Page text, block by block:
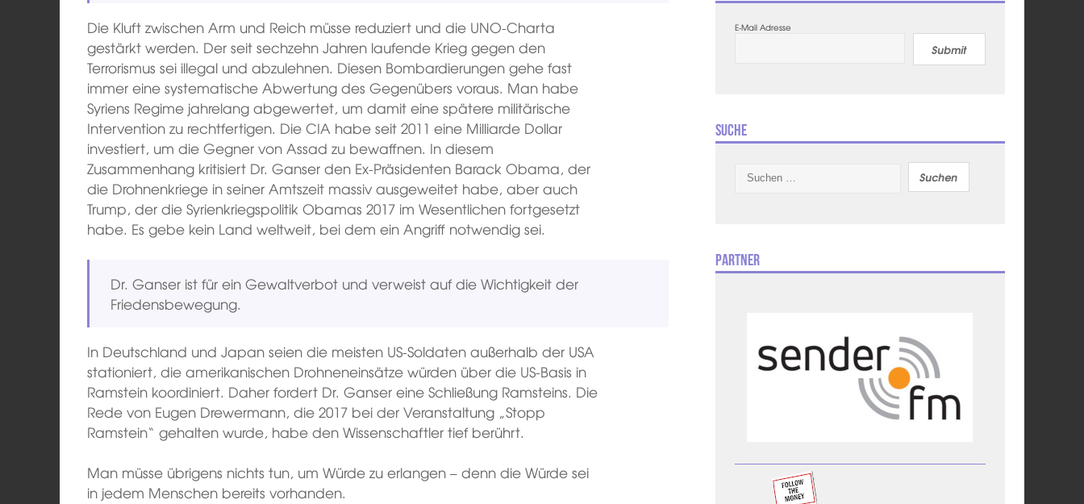
Die Kluft zwischen Arm und Reich müsse reduziert und die UNO-Charta
gestärkt werden. Der seit sechzehn Jahren laufende Krieg gegen den
Terrorismus sei illegal und abzulehnen. Diesen Bombardierungen gehe fast
immer eine systematische Abwertung des Gegenübers voraus. Man habe
Syriens Regime jahrelang abgewertet, um damit eine spätere militärische
Intervention zu rechtfertigen. Die CIA habe seit 2011 eine Milliarde Dollar
investiert, um die Gegner von Assad zu bewaffnen. In diesem
Zusammenhang kritisiert Dr. Ganser den Ex-Präsidenten Barack Obama, der
die Drohnenkriege in seiner Amtszeit massiv ausgeweitet habe, aber auch
Trump, der die Syrienkriegspolitik Obamas 2017 im Wesentlichen fortgesetzt
habe. Es gebe kein Land weltweit, bei dem ein Angriff notwendig sei.
Dr. Ganser ist für ein Gewaltverbot und verweist auf die Wichtigkeit der
Friedensbewegung.
In Deutschland und Japan seien die meisten US-Soldaten außerhalb der USA
stationiert, die amerikanischen Drohneneinsätze würden über die US-Basis in
Ramstein koordiniert. Daher fordert Dr. Ganser eine Schließung Ramsteins. Die
Rede von Eugen Drewermann, die 2017 bei der Veranstaltung „Stopp
Ramstein“ gehalten wurde, habe den Wissenschaftler tief berührt.
Man müsse übrigens nichts tun, um Würde zu erlangen – denn die Würde sei
in jedem Menschen bereits vorhanden.
E-Mail Adresse
Submit
Suche
nach:
Partner